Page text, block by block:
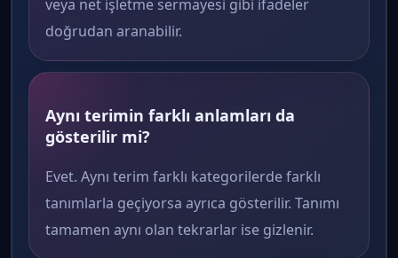
veya net işletme sermayesi gibi ifadeler
doğrudan aranabilir.
Aynı terimin farklı anlamları da
gösterilir mi?
Evet. Aynı terim farklı kategorilerde farklı
tanımlarla geçiyorsa ayrıca gösterilir. Tanımı
tamamen aynı olan tekrarlar ise gizlenir.